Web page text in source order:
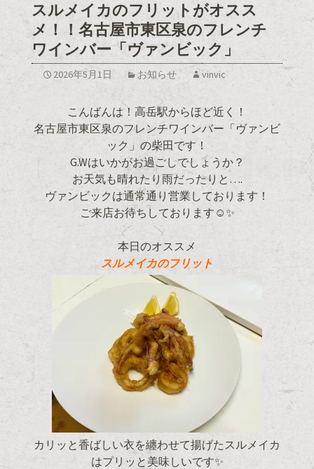
スルメイカのフリットがオスス
メ！！名古屋市東区泉のフレンチ
ワインバー「ヴァンビック」
2026年5月1日 お知らせ vinvic
こんばんは！高岳駅からほど近く！
名古屋市東区泉のフレンチワインバー「ヴァンビ
ック」の柴田です！
G.Wはいかがお過ごしでしょうか？
お天気も晴れたり雨だったりと….
ヴァンビックは通常通り営業しております！
ご来店お待ちしております☺✨
本日のオススメ
スルメイカのフリット
カリッと香ばしい衣を纏わせて揚げたスルメイカ
はプリッと美味しいです✨